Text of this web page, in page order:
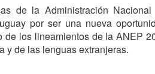
de la Administración
por ser una nueva
los lineamientos de la ANEP
y de las lenguas extranjeras.